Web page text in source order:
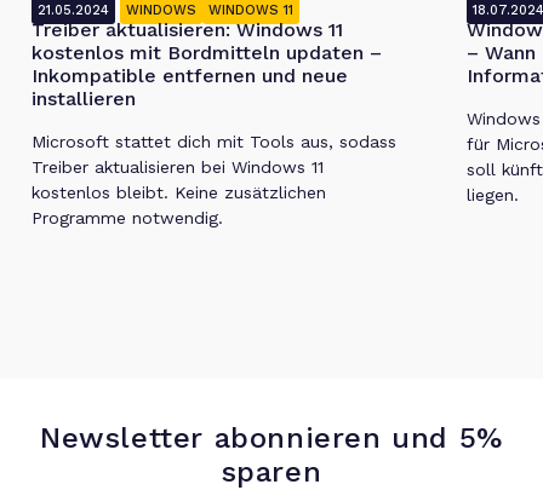
21.05.2024 WINDOWS WINDOWS 11
Treiber aktualisieren: Windows 11
kostenlos mit Bordmitteln updaten –
Inkompatible entfernen und neue
installieren
Microsoft stattet dich mit Tools aus, sodass
Treiber aktualisieren bei Windows 11
kostenlos bleibt. Keine zusätzlichen
Programme notwendig.
–
für
soll
liegen.
Newsletter abonnieren und 5%
sparen